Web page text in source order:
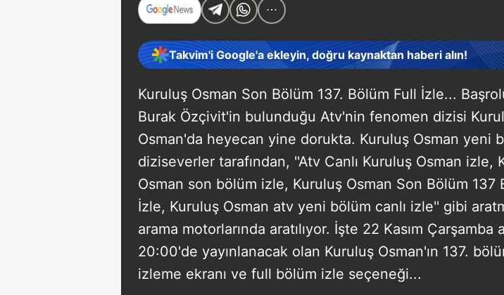
Takvim'i Google'a ekleyin, doğru kaynaktan haberi alın!
Kuruluş Osman Son Bölüm 137. Bölüm Full İzle...
Burak Özçivit'in bulunduğu Atv'nin fenomen dizisi
Osman'da heyecan yine dorukta. Kuruluş Osman yeni
diziseverler tarafından, ''Atv Canlı Kuruluş Osman izle,
Osman son bölüm izle, Kuruluş Osman Son Bölüm 137
İzle, Kuruluş Osman atv yeni bölüm canlı izle'' gibi
arama motorlarında aratılıyor. İşte 22 Kasım Çarşamba
20:00'de yayınlanacak olan Kuruluş Osman'ın 137.
izleme ekranı ve full bölüm izle seçeneği...